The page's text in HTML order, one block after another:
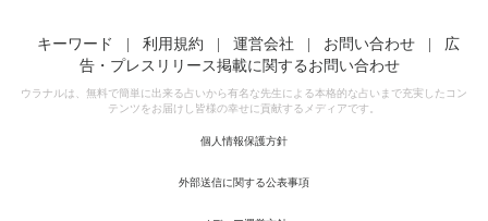
キーワード | 利用規約 | 運営会社 | お問い合わせ |
広
告・プレスリリース掲載に関するお問い合わせ
ウラナルは、無料で簡単に出来る占いから有名な先生による本格的な占いまで充実したコン
テンツをお届けし皆様の幸せに貢献するメディアです。
個人情報保護方針
外部送信に関する公表事項